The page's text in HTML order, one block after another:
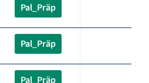
Pal_Präp
Pal_Präp
Pal_Präp